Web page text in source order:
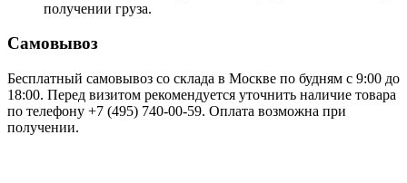
получении груза.
Самовывоз
Бесплатный самовывоз со склада в Москве по будням с 9:00 до
18:00. Перед визитом рекомендуется уточнить наличие товара
по телефону +7 (495) 740-00-59. Оплата возможна при
получении.